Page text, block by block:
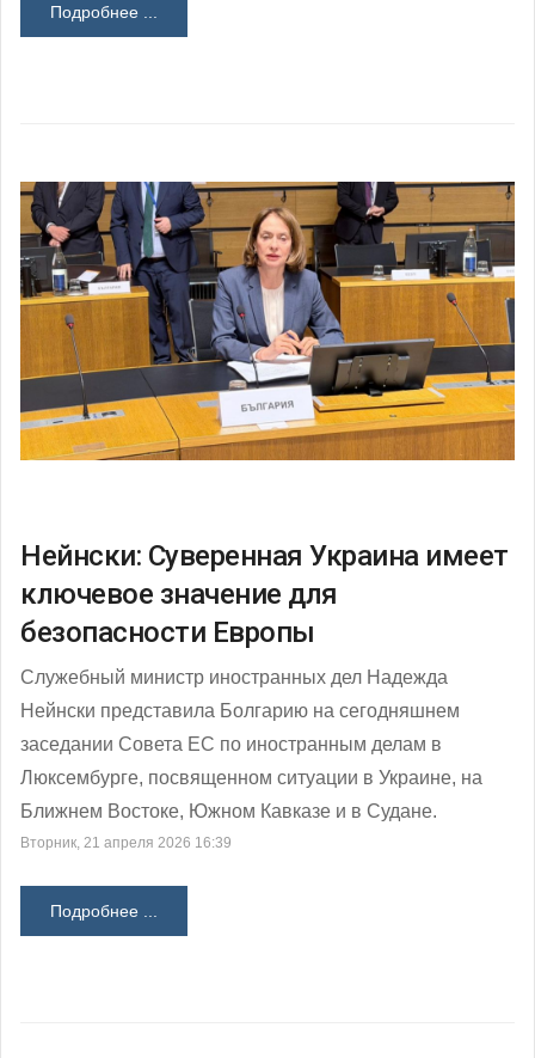
Подробнее ...
Нейнски: Суверенная Украина имеет
ключевое значение для
безопасности Европы
Служебный министр иностранных дел Надежда
Нейнски представила Болгарию на сегодняшнем
заседании Совета ЕС по иностранным делам в
Люксембурге, посвященном ситуации в Украине, на
Ближнем Востоке, Южном Кавказе и в Судане.
Вторник, 21 апреля 2026 16:39
Подробнее ...